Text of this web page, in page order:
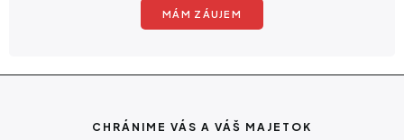
MÁM ZÁUJEM
CHRÁNIME VÁS A VÁŠ MAJETOK